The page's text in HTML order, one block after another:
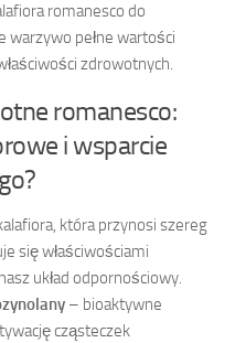
romanesco do
warzywo pełne wartości
zdrowotnych.
romanesco:
i wsparcie
która przynosi szereg
się właściwościami
układ odpornościowy.
– bioaktywne
cząsteczek